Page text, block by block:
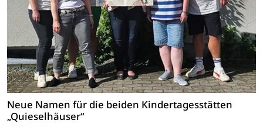
Neue Namen für die beiden Kindertagesstätten
„Quieselhäuser“